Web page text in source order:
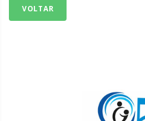
VOLTAR